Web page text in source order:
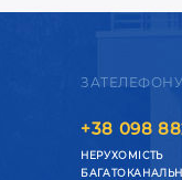
+38 098
НЕРУХОМІСТЬ